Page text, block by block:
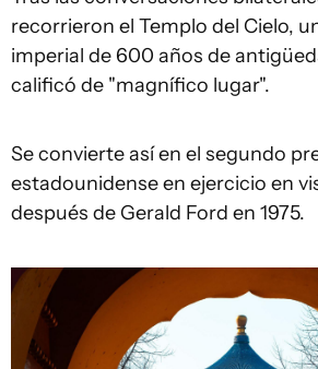
recorrieron el Templo del Cielo,
imperial de 600 años de
calificó de "magnífico lugar".
Se convierte así en el segundo
estadounidense en ejercicio en
después de Gerald Ford en 1975.